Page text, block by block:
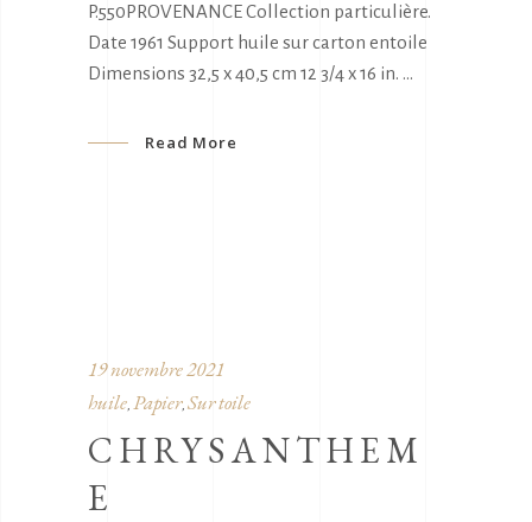
P.550PROVENANCE Collection particulière.
Date 1961 Support huile sur carton entoile
Dimensions 32,5 x 40,5 cm 12 3/4 x 16 in.
Read More
19 novembre 2021
huile Papier, Sur toile
CHRYSANTHEM
E